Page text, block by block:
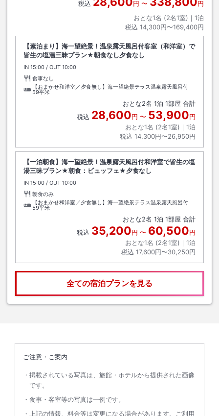
税込
円 〜
円
おとな1名 (2名1室)｜ 1泊
税込 14,300円〜169,400円
【素泊まり】海一望絶景！温泉露天風呂付客室（和洋室）で
皆生の塩湯三昧プラン★朝食なし夕食なし
IN チェックイン
15:00 / OUT チェックアウト
10:00
食事なし
【おまかせ和洋室／夕食無し】海一望絶景テラス温泉露天風呂付
59平米
おとな2名 1泊 1部屋 合計
税込 28,600円 〜 53,900円
おとな1名 (2名1室)｜ 1泊
税込 14,300円〜26,950円
【一泊朝食】海一望絶景！温泉露天風呂付和洋室で皆生の塩
湯三昧プラン★朝食：ビュッフェ★夕食なし
IN チェックイン
15:00 / OUT チェックアウト
10:00
朝食のみ
【おまかせ和洋室／夕食無し】海一望絶景テラス温泉露天風呂付
59平米
おとな2名 1泊 1部屋 合計
税込 35,200円 〜 60,500円
おとな1名 (2名1室)｜ 1泊
税込 17,600円〜30,250円
全ての宿泊プランを見る
ご注意・ご案内
掲載されている写真は、旅館・ホテルから提供された画像
です。
食事・客室等の写真は一例です。
上記の情報、料金等は変更になる場合があります。ご利用